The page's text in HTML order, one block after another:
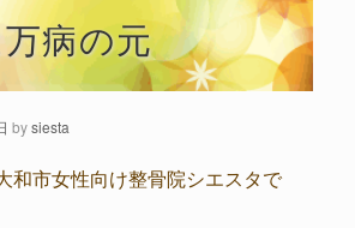
病の元
bysiesta
和市女性向け整骨院シエスタで